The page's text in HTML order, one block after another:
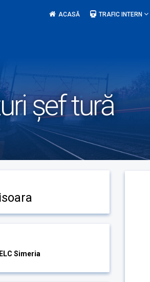
ACASĂ TRAFIC INTERN
șef tură
Simeria